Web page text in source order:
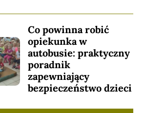
Co powinna robić
opiekunka w
autobusie: praktyczny
poradnik
zapewniający
bezpieczeństwo dzieci